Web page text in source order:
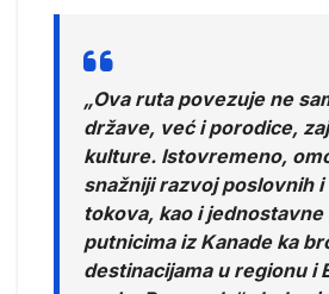
„Ova ruta povezuje ne
države, već i porodice,
kulture. Istovremeno,
snažniji razvoj poslovnih
tokova, kao i
putnicima iz Kanade ka
destinacijama u regionu i